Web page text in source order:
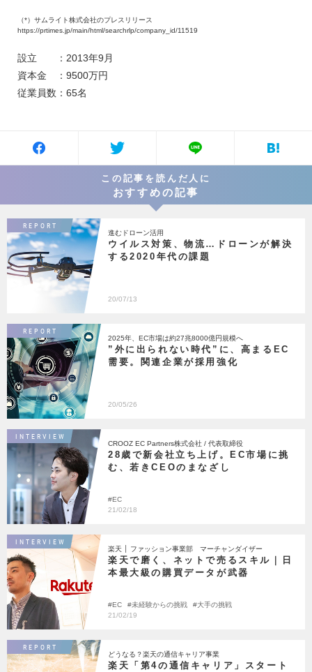
（*）サムライト株式会社のプレスリリース
https://prtimes.jp/main/html/searchrlp/company_id/11519
設立 ：2013年9月
資本金 ：9500万円
従業員数：65名
この記事を読んだ人に
おすすめの記事
REPORT
進むドローン活用
ウイルス対策、物流…ドローンが解決
する2020年代の課題
20/07/13
REPORT
2025年、EC市場は約27兆8000億円規模へ
”外に出られない時代”に、高まるEC
需要。関連企業が採用強化
20/05/26
INTERVIEW
CROOZ EC Partners株式会社 / 代表取締役
28歳で新会社立ち上げ。EC市場に挑
む、若きCEOのまなざし
EC
21/02/18
INTERVIEW
楽天 │ ファッション事業部 マーチャンダイザー
楽天で磨く、ネットで売るスキル｜日
本最大級の購買データが武器
EC 未経験からの挑戦
大手の挑戦
21/02/19
REPORT
どうなる？楽天の通信キャリア事業
楽天「第4の通信キャリア」スタート